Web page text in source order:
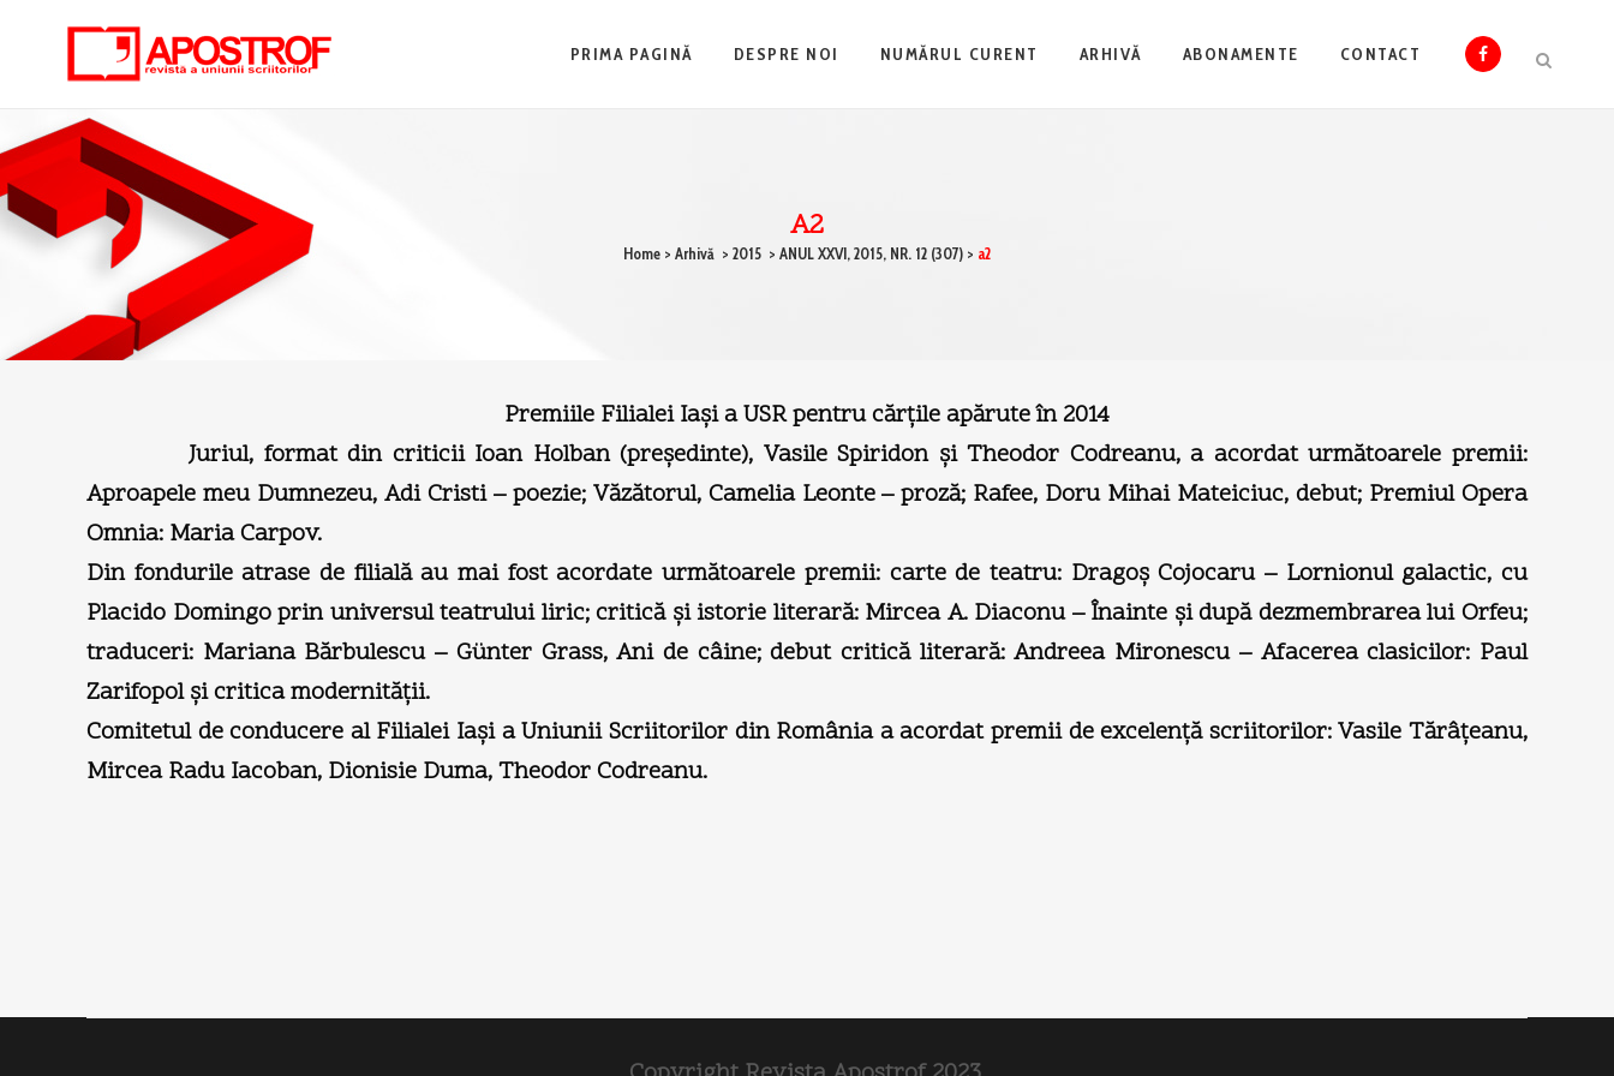
PRIMA PAGINĂ DESPRE NOI NUMĂRUL CURENT ARHIVĂ ABONAMENTE CONTACT
A2
Home > Arhivă > 2015 > ANUL XXVI, 2015, NR. 12 (307) > a2
Premiile Filialei Iaşi a USR pentru cărţile apărute în 2014
Juriul, format din criticii Ioan Holban (preşedinte), Vasile Spiridon şi Theodor Codreanu, a acordat următoarele premii:
Aproapele meu Dumnezeu, Adi Cristi – poezie; Văzătorul, Camelia Leonte – proză; Rafee, Doru Mihai Mateiciuc, debut; Premiul Opera
Omnia: Maria Carpov.
Din fondurile atrase de filială au mai fost acordate următoarele premii: carte de teatru: Dragoş Cojocaru – Lornionul galactic, cu
Placido Domingo prin universul teatrului liric; critică şi istorie literară: Mircea A. Diaconu – Înainte şi după dezmembrarea lui Orfeu;
traduceri: Mariana Bărbulescu – Günter Grass, Ani de câine; debut critică literară: Andreea Mironescu – Afacerea clasicilor: Paul
Zarifopol şi critica modernităţii.
Comitetul de conducere al Filialei Iaşi a Uniunii Scriitorilor din România a acordat premii de excelenţă scriitorilor: Vasile Tărâţeanu,
Mircea Radu Iacoban, Dionisie Duma, Theodor Codreanu.